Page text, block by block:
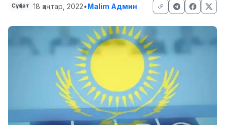
Сұқбат 18 қаңтар, 2022•Malim Админ